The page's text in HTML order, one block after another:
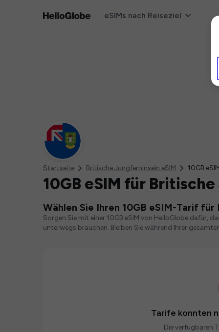
eSIMs nach Reiseziel
Startseite Britische Jungferninseln eSIM 10GB
10GB eSIM für
Wählen Sie Ihren 10GB eSIM-Tarif
Sorgen Sie mit einer 10GB eSIM von HelloGlobe dafür,
unterwegs brauchen. Bleiben Sie während Ihrer
Tarife konnten
Die verfügbaren